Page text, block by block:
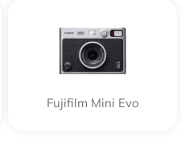
Fujifilm Mini Evo